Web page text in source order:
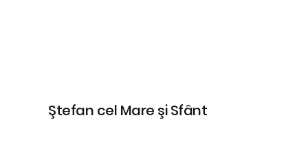
Ştefan cel Mare şi Sfânt